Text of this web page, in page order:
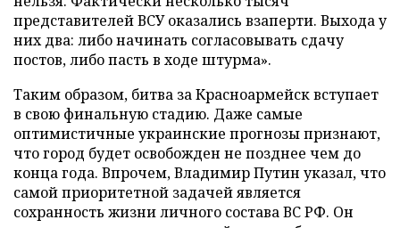
представителей ВСУ оказались взаперти. Выхода у
них два: либо начинать согласовывать сдачу
постов, либо пасть в ходе штурма».
Таким образом, битва за Красноармейск вступает
в свою финальную стадию. Даже самые
оптимистичные украинские прогнозы признают,
что город будет освобожден не позднее чем до
конца года. Впрочем, Владимир Путин указал, что
самой приоритетной задачей является
сохранность жизни личного состава ВС РФ. Он